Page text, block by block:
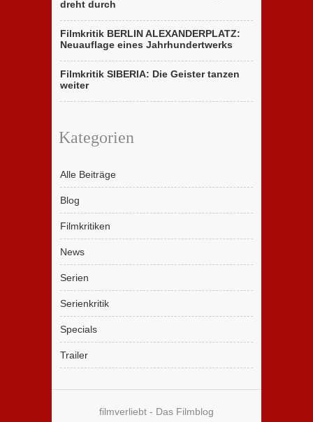
dreht durch
Filmkritik BERLIN ALEXANDERPLATZ:
Neuauflage eines Jahrhundertwerks
Filmkritik SIBERIA: Die Geister tanzen
weiter
Kategorien
Alle Beiträge
Blog
Filmkritiken
News
Serien
Serienkritik
Specials
Trailer
filmverliebt - Das Filmblog